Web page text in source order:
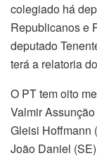
colegiado há
Republicanos e
deputado
terá a relatoria
O PT tem oito
Valmir
Gleisi Hoffmann
João Daniel